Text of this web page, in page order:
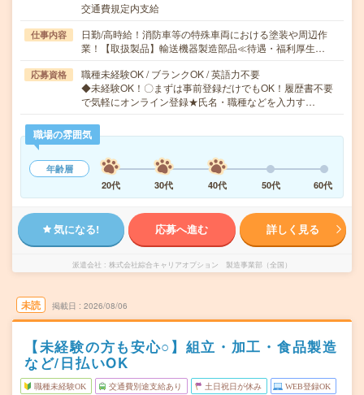
交通費規定内支給
仕事内容
日勤/高時給！消防車等の特殊車両における塗装や周辺作
業！【取扱製品】輸送機器製造部品≪待遇・福利厚生…
応募資格
職種未経験OK / ブランクOK / 英語力不要
◆未経験OK！〇まずは事前登録だけでもOK！履歴書不要
で気軽にオンライン登録★氏名・職種などを入力す…
職場の雰囲気
年齢層
20代
30代 40代 50代 60代
気になる! 応募へ進む 詳しく見る
派遣会社 株式会社綜合キャリアオプション 製造事業部（全国）
未読 掲載日 2026/08/06
【未経験の方も安心○】組立・加工・食品製造
など/日払いOK
職種未経験OK 交通費別途支給あり 土日祝日が休み WEB登録OK